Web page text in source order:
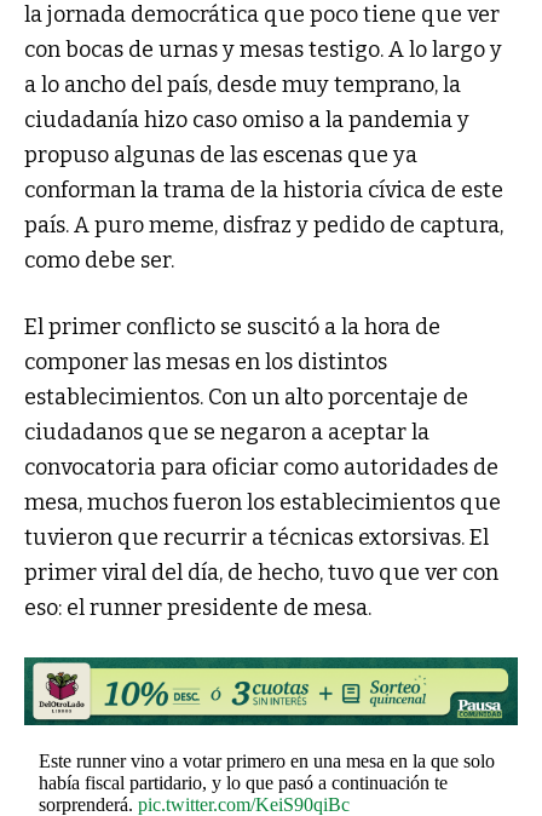
la jornada democrática que poco tiene que ver
con bocas de urnas y mesas testigo. A lo largo y
a lo ancho del país, desde muy temprano, la
ciudadanía hizo caso omiso a la pandemia y
propuso algunas de las escenas que ya
conforman la trama de la historia cívica de este
país. A puro meme, disfraz y pedido de captura,
como debe ser.
El primer conflicto se suscitó a la hora de
componer las mesas en los distintos
establecimientos. Con un alto porcentaje de
ciudadanos que se negaron a aceptar la
convocatoria para oficiar como autoridades de
mesa, muchos fueron los establecimientos que
tuvieron que recurrir a técnicas extorsivas. El
primer viral del día, de hecho, tuvo que ver con
eso: el runner presidente de mesa.
Este runner vino a votar primero en una mesa en la que solo
había fiscal partidario, y lo que pasó a continuación te
sorprenderá.pic.twitter.com/KeiS90qiBc